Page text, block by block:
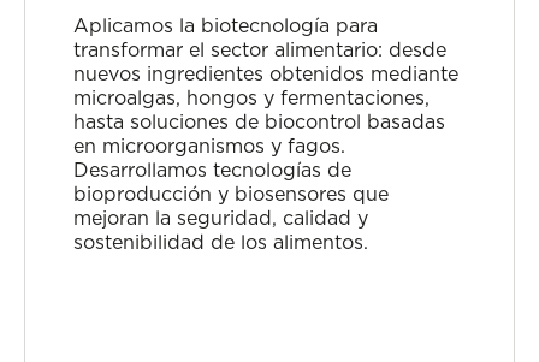
Aplicamos la biotecnología para
transformar el sector alimentario: desde
nuevos ingredientes obtenidos mediante
microalgas, hongos y fermentaciones,
hasta soluciones de biocontrol basadas
en microorganismos y fagos.
Desarrollamos tecnologías de
bioproducción y biosensores que
mejoran la seguridad, calidad y
sostenibilidad de los alimentos.